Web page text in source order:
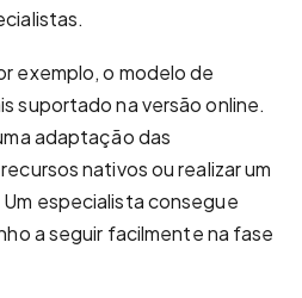
exemplo, o modelo de
suportado na versão online.
adaptação das
nativos ou realizar um
especialista consegue
a seguir facilmente na fase